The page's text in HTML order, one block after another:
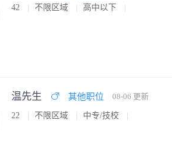
42 不限区域 高中以下
温先生 其他职位 08-06 更新
22 不限区域 中专/技校